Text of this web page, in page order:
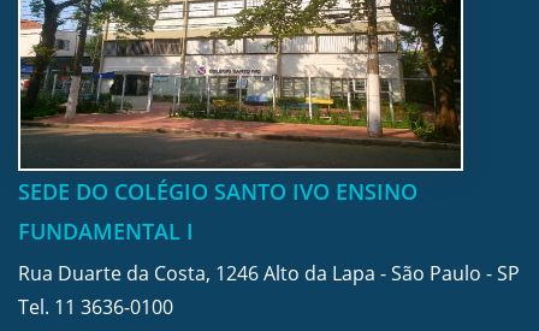
SEDE DO COLÉGIO SANTO IVO ENSINO
FUNDAMENTAL I
Rua Duarte da Costa, 1246 Alto da Lapa - São Paulo - SP
Tel. 11 3636-0100